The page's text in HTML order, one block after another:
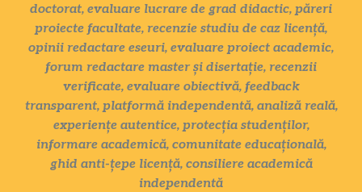
doctorat, evaluare lucrare de grad didactic, păreri
proiecte facultate, recenzie studiu de caz licență,
opinii redactare eseuri, evaluare proiect academic,
forum redactare master și disertație, recenzii
verificate, evaluare obiectivă, feedback
transparent, platformă independentă, analiză reală,
experiențe autentice, protecția studenților,
informare academică, comunitate educațională,
ghid anti-țepe licență, consiliere academică
independentă